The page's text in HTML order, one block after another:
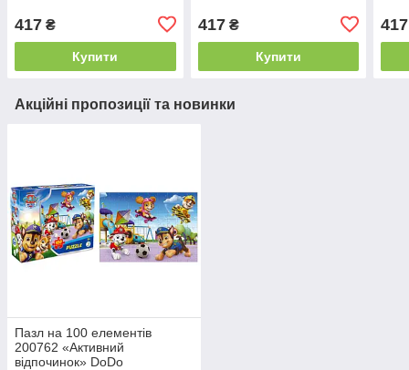
417 ₴
Купити
417₴
Купити
417
Акційні пропозиції та новинки
Пазл на 100 елементів
200762 «Активний
відпочинок» DoDo